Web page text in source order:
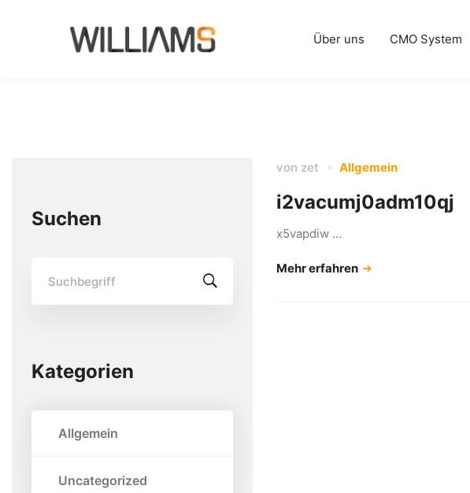
Über uns CMO System
Suchen
nach:
Kategorien
Allgemein
Uncategorized
von zet Allgemein
i2vacumj0adm10qj
x5vapdiw …
Mehr erfahren